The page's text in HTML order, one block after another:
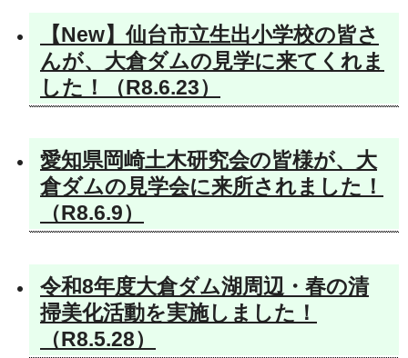
【New】仙台市立生出小学校の皆さ
んが、大倉ダムの見学に来てくれま
した！（R8.6.23）
愛知県岡崎土木研究会の皆様が、大
倉ダムの見学会に来所されました！
（R8.6.9）
令和8年度大倉ダム湖周辺・春の清
掃美化活動を実施しました！
（R8.5.28）